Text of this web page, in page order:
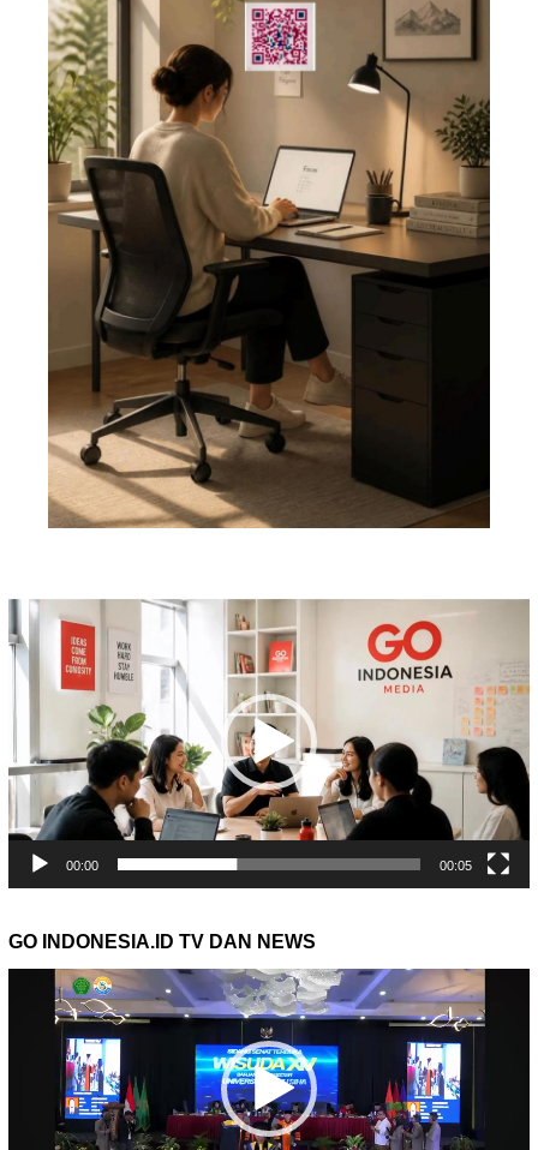
Pemutar
Video
00:00 00:05
GO INDONESIA.ID TV DAN NEWS
Pemutar